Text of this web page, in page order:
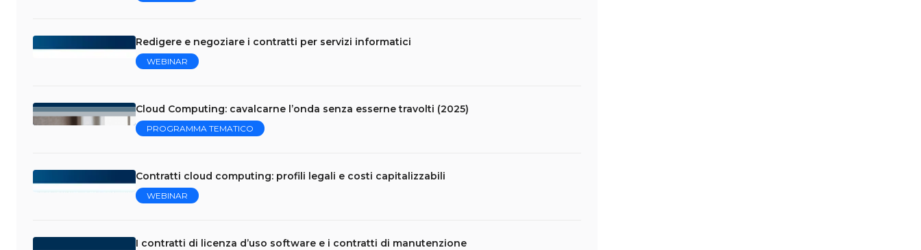
Redigere e negoziare i contratti per servizi informatici
WEBINAR
Cloud Computing: cavalcarne l’onda senza esserne travolti (2025)
PROGRAMMA TEMATICO
Contratti cloud computing: profili legali e costi capitalizzabili
WEBINAR
I contratti di licenza d’uso software e i contratti di manutenzione